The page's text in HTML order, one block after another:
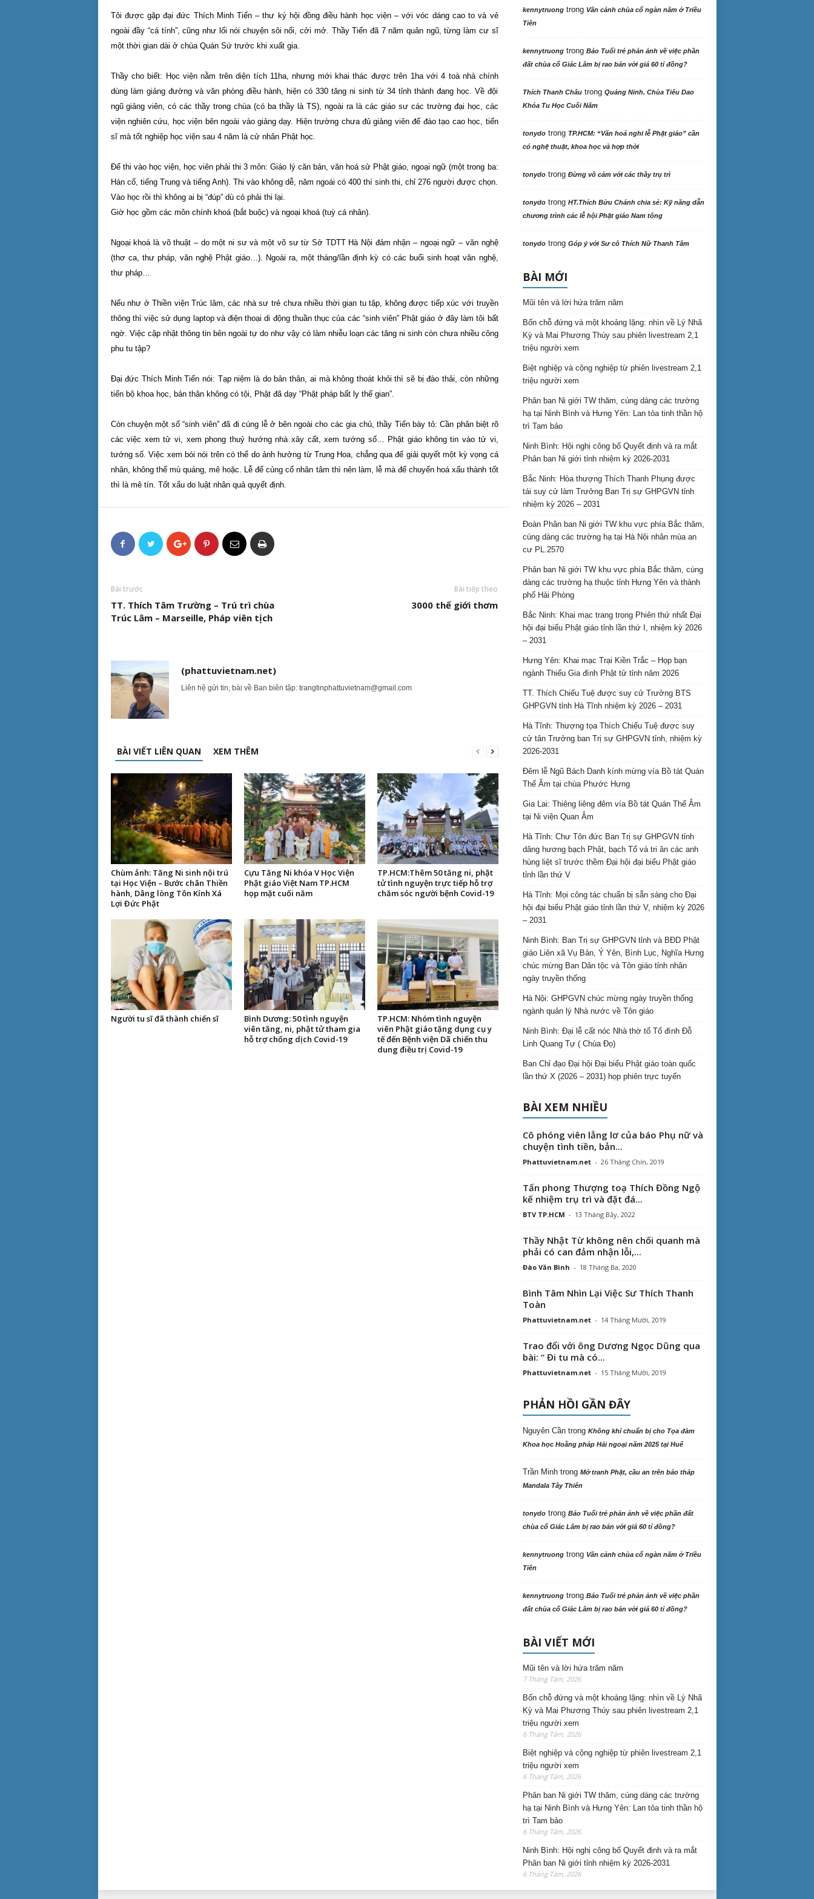
Tôi được gặp đại đức Thích Minh Tiến – thư ký hội đồng điều hành học viện – với vóc dáng cao to và vẻ
ngoài đầy “cá tính”, cũng như lối nói chuyện sôi nổi, cởi mở. Thầy Tiến đã 7 năm quân ngũ, từng làm cư sĩ
một thời gian dài ở chùa Quán Sứ trước khi xuất gia.
Thầy cho biết: Học viện nằm trên diện tích 11ha, nhưng mới khai thác được trên 1ha với 4 toà nhà chính
dùng làm giảng đường và văn phòng điều hành, hiện có 330 tăng ni sinh từ 34 tỉnh thành đang học. Về đội
ngũ giảng viên, có các thầy trong chùa (có ba thầy là TS), ngoài ra là các giáo sư các trường đại học, các
viện nghiên cứu, học viện bên ngoài vào giảng dạy. Hiện trường chưa đủ giảng viên để đào tạo cao học, tiến
sĩ mà tốt nghiệp học viện sau 4 năm là cử nhân Phật học.
Để thi vào học viện, học viên phải thi 3 môn: Giáo lý căn bản, văn hoá sử Phật giáo, ngoại ngữ (một trong ba:
Hán cổ, tiếng Trung và tiếng Anh). Thi vào không dễ, năm ngoái có 400 thí sinh thi, chỉ 276 người được chọn.
Vào học rồi thì không ai bị “đúp” dù có phải thi lại.
Giờ học gồm các môn chính khoá (bắt buộc) và ngoại khoá (tuỳ cá nhân).
Ngoại khoá là võ thuật – do một ni sư và một võ sư từ Sở TDTT Hà Nội đảm nhận – ngoại ngữ – văn nghệ
(thơ ca, thư pháp, văn nghệ Phật giáo…). Ngoài ra, một tháng/lần định kỳ có các buổi sinh hoạt văn nghệ,
thư pháp…
Nếu như ở Thiền viện Trúc lâm, các nhà sư trẻ chưa nhiều thời gian tu tập, không được tiếp xúc với truyền
thông thì việc sử dụng laptop và điện thoại di động thuần thục của các “sinh viên” Phật giáo ở đây làm tôi bất
ngờ. Việc cập nhật thông tin bên ngoài tự do như vậy có làm nhiễu loạn các tăng ni sinh còn chưa nhiều công
phu tu tập?
Đại đức Thích Minh Tiến nói: Tạp niệm là do bản thân, ai mà không thoát khỏi thì sẽ bị đào thải, còn những
tiến bộ khoa học, bản thân không có tội, Phật đã dạy “Phật pháp bất ly thế gian”.
Còn chuyện một số “sinh viên” đã đi cúng lễ ở bên ngoài cho các gia chủ, thầy Tiến bày tỏ: Cần phân biệt rõ
các việc xem tử vi, xem phong thuỷ hướng nhà xây cất, xem tướng số… Phật giáo không tin vào tử vi,
tướng số. Việc xem bói nói trên có thể do ảnh hưởng từ Trung Hoa, chẳng qua để giải quyết một kỳ vọng cá
nhân, không thể mù quáng, mê hoặc. Lễ để củng cố nhân tâm thì nên làm, lễ mà để chuyển hoá xấu thành tốt
thì là mê tín. Tốt xấu do luật nhân quả quyết định.
Bài trước
TT. Thích Tâm Trường – Trú trì chùa
Trúc Lâm – Marseille, Pháp viên tịch
Bài tiếp theo
3000 thế giới thơm
(phattuvietnam.net)
Liên hệ gửi tin, bài về Ban biên tập: trangtinphattuvietnam@gmail.com
BÀI VIẾT LIÊN QUAN XEM THÊM
Chùm ảnh: Tăng Ni sinh nội trú
tại Học Viện – Bước chân Thiền
hành, Dâng lòng Tôn Kính Xá
Lợi Đức Phật
Cựu Tăng Ni khóa V Học Viện
Phật giáo Việt Nam TP.HCM
họp mặt cuối năm
TP.HCM:Thêm 50 tăng ni, phật
tử tình nguyện trực tiếp hỗ trợ
chăm sóc người bệnh Covid-19
Người tu sĩ đã thành chiến sĩ
Bình Dương: 50 tình nguyện
viên tăng, ni, phật tử tham gia
hỗ trợ chống dịch Covid-19
TP.HCM: Nhóm tình nguyện
viên Phật giáo tặng dụng cụ y
tế đến Bệnh viện Dã chiến thu
dung điều trị Covid-19
kennytruongtrong Vãn cảnh chùa cổ ngàn năm ở Triều
Tiên
kennytruongtrong Báo Tuổi trẻ phản ảnh về việc phần
đất chùa cổ Giác Lâm bị rao bán với giá 60 tỉ đồng?
Thích Thanh Châutrong Quảng Ninh. Chùa Tiêu Dao
Khóa Tu Học Cuối Năm
tonydotrong TP.HCM: “Văn hoá nghi lễ Phật giáo” cần
có nghệ thuật, khoa học và hợp thời
tonydotrong Đừng vô cảm với các thầy trụ trì
tonydotrong HT.Thích Bửu Chánh chia sẻ: Kỹ năng dẫn
chương trình các lễ hội Phật giáo Nam tông
tonydotrong Góp ý với Sư cô Thích Nữ Thanh Tâm
BÀI MỚI
Mũi tên và lời hứa trăm năm
Bốn chỗ đứng và một khoảng lặng: nhìn về Lý Nhã
Kỳ và Mai Phương Thúy sau phiên livestream 2,1
triệu người xem
Biệt nghiệp và cộng nghiệp từ phiên livestream 2,1
triệu người xem
Phân ban Ni giới TW thăm, cúng dàng các trường
hạ tại Ninh Bình và Hưng Yên: Lan tỏa tinh thần hộ
trì Tam bảo
Ninh Bình: Hội nghị công bố Quyết định và ra mắt
Phân ban Ni giới tỉnh nhiệm kỳ 2026-2031
Bắc Ninh: Hòa thượng Thích Thanh Phụng được
tái suy cử làm Trưởng Ban Trị sự GHPGVN tỉnh
nhiệm kỳ 2026 – 2031
Đoàn Phân ban Ni giới TW khu vực phía Bắc thăm,
cúng dàng các trường hạ tại Hà Nội nhân mùa an
cư PL.2570
Phân ban Ni giới TW khu vực phía Bắc thăm, cúng
dàng các trường hạ thuộc tỉnh Hưng Yên và thành
phố Hải Phòng
Bắc Ninh: Khai mạc trang trọng Phiên thứ nhất Đại
hội đại biểu Phật giáo tỉnh lần thứ I, nhiệm kỳ 2026
– 2031
Hưng Yên: Khai mạc Trại Kiền Trắc – Họp bạn
ngành Thiếu Gia đình Phật tử tỉnh năm 2026
TT. Thích Chiếu Tuệ được suy cử Trưởng BTS
GHPGVN tỉnh Hà Tĩnh nhiệm kỳ 2026 – 2031
Hà Tĩnh: Thượng tọa Thích Chiếu Tuệ được suy
cử tân Trưởng ban Trị sự GHPGVN tỉnh, nhiệm kỳ
2026-2031
Đêm lễ Ngũ Bách Danh kính mừng vía Bồ tát Quán
Thế Âm tại chùa Phước Hưng
Gia Lai: Thiêng liêng đêm vía Bồ tát Quán Thế Âm
tại Ni viện Quan Âm
Hà Tĩnh: Chư Tôn đức Ban Trị sự GHPGVN tỉnh
dâng hương bạch Phật, bạch Tổ và tri ân các anh
hùng liệt sĩ trước thềm Đại hội đại biểu Phật giáo
tỉnh lần thứ V
Hà Tĩnh: Mọi công tác chuẩn bị sẵn sàng cho Đại
hội đại biểu Phật giáo tỉnh lần thứ V, nhiệm kỳ 2026
– 2031
Ninh Bình: Ban Trị sự GHPGVN tỉnh và BĐD Phật
giáo Liên xã Vụ Bản, Ý Yên, Bình Lục, Nghĩa Hưng
chúc mừng Ban Dân tộc và Tôn giáo tỉnh nhân
ngày truyền thống
Hà Nội: GHPGVN chúc mừng ngày truyền thống
ngành quản lý Nhà nước về Tôn giáo
Ninh Bình: Đại lễ cất nóc Nhà thờ tổ Tổ đình Đỗ
Linh Quang Tự ( Chùa Đọ)
Ban Chỉ đạo Đại hội Đại biểu Phật giáo toàn quốc
lần thứ X (2026 – 2031) họp phiên trực tuyến
BÀI XEM NHIỀU
Cô phóng viên lẳng lơ của báo Phụ nữ và
chuyện tình tiền, bản...
Phattuvietnam.net - 26 Tháng Chín, 2019
Tấn phong Thượng toạ Thích Đồng Ngộ
kế nhiệm trụ trì và đặt đá...
BTV TP.HCM - 13 Tháng Bảy, 2022
Thầy Nhật Từ không nên chối quanh mà
phải có can đảm nhận lỗi,...
Đào Văn Bình - 18 Tháng Ba, 2020
Bình Tâm Nhìn Lại Việc Sư Thích Thanh
Toàn
Phattuvietnam.net - 14 Tháng Mười, 2019
Trao đổi với ông Dương Ngọc Dũng qua
bài: “ Đi tu mà có...
Phattuvietnam.net - 15 Tháng Mười, 2019
PHẢN HỒI GẦN ĐÂY
Nguyên Cầntrong Không khí chuẩn bị cho Tọa đàm
Khoa học Hoằng pháp Hải ngoại năm 2025 tại Huế
Trần Minhtrong Mở tranh Phật, cầu an trên bảo tháp
Mandala Tây Thiên
tonydotrong Báo Tuổi trẻ phản ảnh về việc phần đất
chùa cổ Giác Lâm bị rao bán với giá 60 tỉ đồng?
kennytruongtrong Vãn cảnh chùa cổ ngàn năm ở Triều
Tiên
kennytruongtrong Báo Tuổi trẻ phản ảnh về việc phần
đất chùa cổ Giác Lâm bị rao bán với giá 60 tỉ đồng?
BÀI VIẾT MỚI
Mũi tên và lời hứa trăm năm
7 Tháng Tám, 2026
Bốn chỗ đứng và một khoảng lặng: nhìn về Lý Nhã
Kỳ và Mai Phương Thúy sau phiên livestream 2,1
triệu người xem
6 Tháng Tám, 2026
Biệt nghiệp và cộng nghiệp từ phiên livestream 2,1
triệu người xem
6 Tháng Tám, 2026
Phân ban Ni giới TW thăm, cúng dàng các trường
hạ tại Ninh Bình và Hưng Yên: Lan tỏa tinh thần hộ
trì Tam bảo
6 Tháng Tám, 2026
Ninh Bình: Hội nghị công bố Quyết định và ra mắt
Phân ban Ni giới tỉnh nhiệm kỳ 2026-2031
6 Tháng Tám, 2026